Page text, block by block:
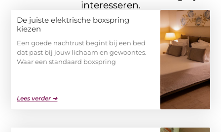
interesseren.
De juiste elektrische boxspring
kiezen
Een goede nachtrust begint bij een bed
dat past bij jouw lichaam en gewoontes.
Waar een standaard boxspring
Lees verder ➜